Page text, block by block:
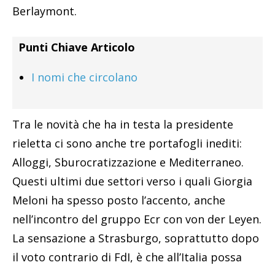
Berlaymont.
Punti Chiave Articolo
I nomi che circolano
Tra le novità che ha in testa la presidente
rieletta ci sono anche tre portafogli inediti:
Alloggi, Sburocratizzazione e Mediterraneo.
Questi ultimi due settori verso i quali Giorgia
Meloni ha spesso posto l’accento, anche
nell’incontro del gruppo Ecr con von der Leyen.
La sensazione a Strasburgo, soprattutto dopo
il voto contrario di FdI, è che all’Italia possa